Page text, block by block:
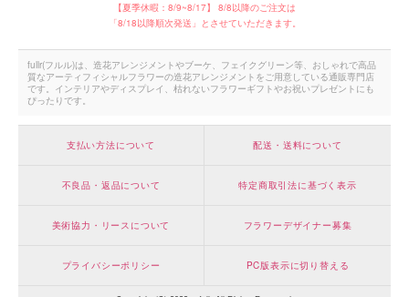
【夏季休暇：8/9~8/17】 8/8以降のご注文は
「8/18以降順次発送」とさせていただきます。
fullr(フルル)は、造花アレンジメントやブーケ、フェイクグリーン等、おしゃれで高品
質なアーティフィシャルフラワーの造花アレンジメントをご用意している通販専門店
です。インテリアやディスプレイ、枯れないフラワーギフトやお祝いプレゼントにも
ぴったりです。
支払い方法について 配送・送料について
不良品・返品について 特定商取引法に基づく表示
美術協力・リースについて フラワーデザイナー募集
プライバシーポリシー PC版表示に切り替える